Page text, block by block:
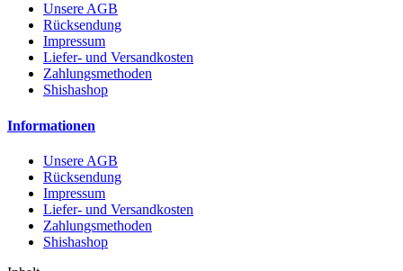
Unsere AGB
Rücksendung
Impressum
Liefer- und Versandkosten
Zahlungsmethoden
Shishashop
Informationen
Unsere AGB
Rücksendung
Impressum
Liefer- und Versandkosten
Zahlungsmethoden
Shishashop